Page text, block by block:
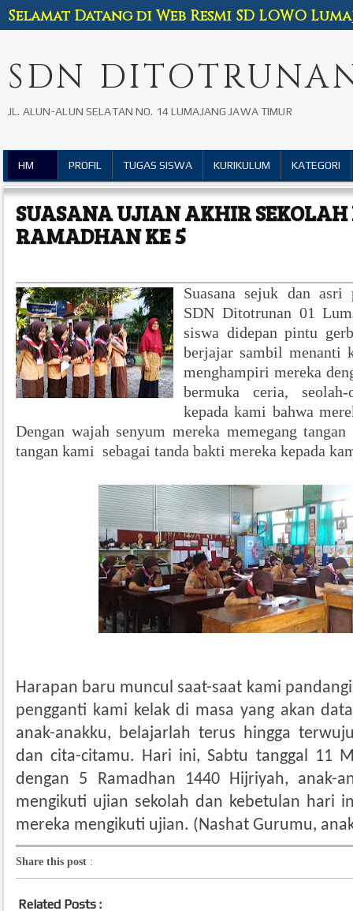
SDN
JL. ALUN-ALUN SELATAN NO. 14 LUMAJANG JAWA TIMUR
Selamat Datang di Web Resmi SD LOWO
HM PROFIL TUGAS SISWA KURIKULUM KATEGORI
SUASANA UJIAN AKHIR SEKOLAH
RAMADHAN KE 5
Suasana sejuk dan
SDN Ditotrunan 01
siswa didepan pintu
berjajar sambil menanti
menghampiri mereka
bermuka ceria,
kepada kami bahwa
Dengan wajah senyum mereka memegang
tangan kami sebagai tanda bakti mereka kepada
Harapan baru muncul saat-saat kami
pengganti kami kelak di masa yang akan
anak-anakku, belajarlah terus hingga
dan cita-citamu. Hari ini, Sabtu tanggal 11
dengan 5 Ramadhan 1440 Hijriyah, anak-
mengikuti ujian sekolah dan kebetulan hari
mereka mengikuti ujian. (Nashat Gurumu,
Share this post :
Related Posts :